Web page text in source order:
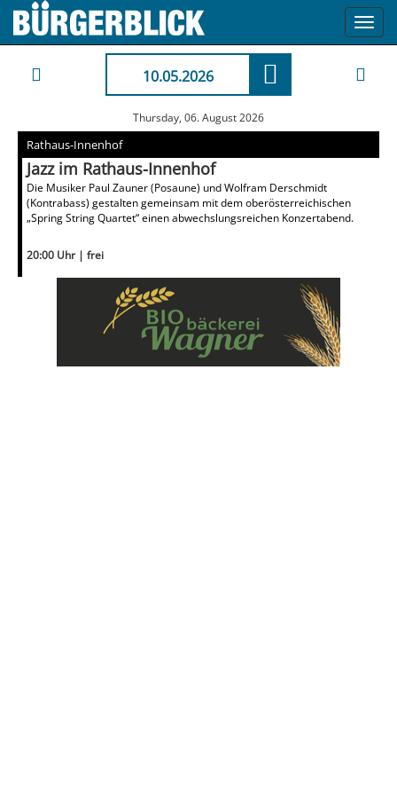
10.05.2026
Thursday, 06. August 2026
Rathaus-Innenhof
Jazz im Rathaus-Innenhof
Die Musiker Paul Zauner (Posaune) und Wolfram Derschmidt
(Kontrabass) gestalten gemeinsam mit dem oberösterreichischen
„Spring String Quartet“ einen abwechslungsreichen Konzertabend.
20:00 Uhr | frei